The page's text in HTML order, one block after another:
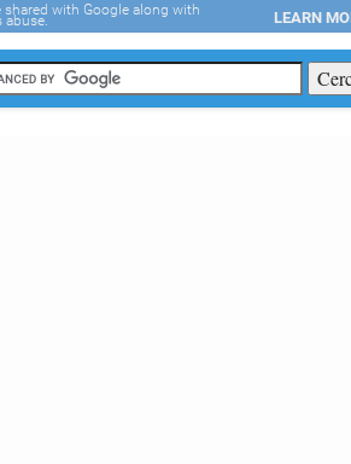
shared with Google along with
abuse. LEARN